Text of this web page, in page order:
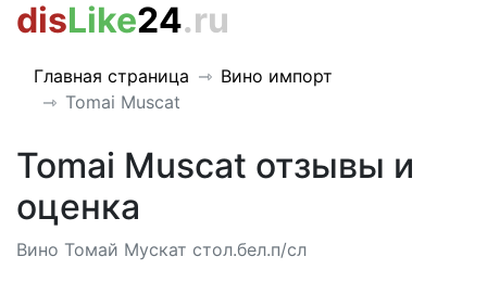
disLike24.ru
Главная страница
Вино импорт
Tomai Muscat
Tomai Muscat отзывы и
оценка
Вино Томай Мускат стол.бел.п/сл